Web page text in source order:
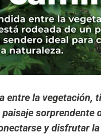
entre la vegetación,
sorprendente
y disfrutar